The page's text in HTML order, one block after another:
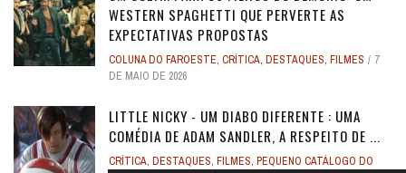
WESTERN SPAGHETTI QUE PERVERTE AS
EXPECTATIVAS PROPOSTAS
COLUNA DO FAROESTE, CRÍTICA, DESTAQUES, FILMES
7
DE MAIO DE 2026
LITTLE NICKY - UM DIABO DIFERENTE : UMA
COMÉDIA DE ADAM SANDLER, A RESPEITO DE ...
CRÍTICA, DESTAQUES, FILMES, PEQUENO CATÁLOGO DO